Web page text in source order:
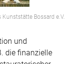
Kunststätte Bossard e.V.
und
die finanzielle